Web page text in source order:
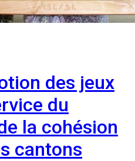
des jeux
du
la cohésion
cantons